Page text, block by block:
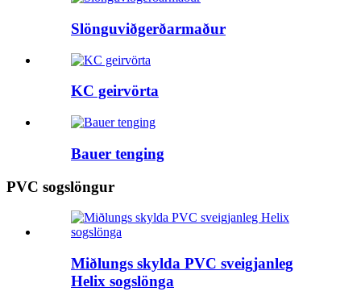
Slönguviðgerðarmaður
KC geirvörta
Bauer tenging
PVC sogslöngur
Miðlungs skylda PVC sveigjanleg
Helix sogslönga